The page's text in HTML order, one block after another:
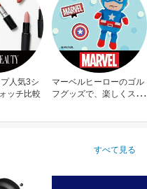
人気3シ
ッチ比較
マーベルヒーローのゴル
フグッズで、楽しくスコ
すべて見る